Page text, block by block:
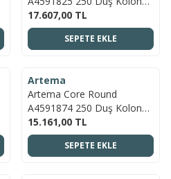
Fırçalı Altın
17.607,00 TL
SEPETE EKLE
YENI
ÜCRETSIZ KARGO
Artema
Artema Core Round
A4591874 250 Duş Kolonu,
Soft Altın
15.161,00 TL
SEPETE EKLE
ÜCRETSIZ KARGO